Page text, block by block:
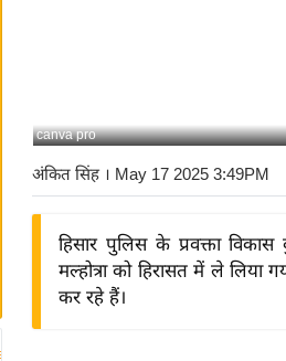
canva pro
अंकित सिंह। May 17 2025 3:49PM
हिसार पुलिस के प्रवक्ता
मल्होत्रा ​​को हिरासत में ले
कर रहे हैं।